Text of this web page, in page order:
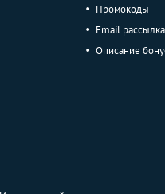
Промокоды
Email рассылка
Описание